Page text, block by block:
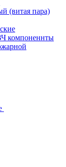
(витая пара)
компоненнты